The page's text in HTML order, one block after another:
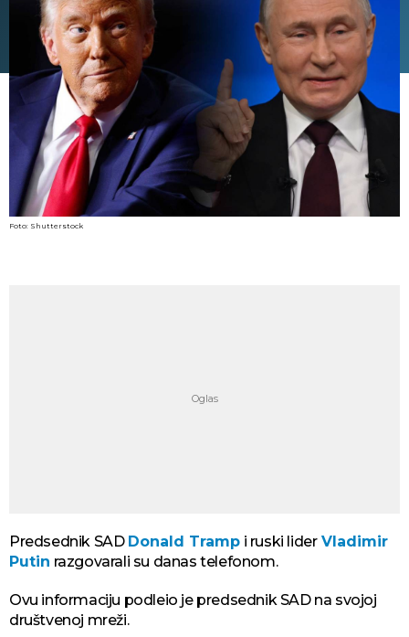
Foto: Shutterstock
Predsednik SAD Donald Tramp i ruski liderVladimir
Putin razgovarali su danas telefonom.
Ovu informaciju podleio je predsednik SAD na svojoj
društvenoj mreži.